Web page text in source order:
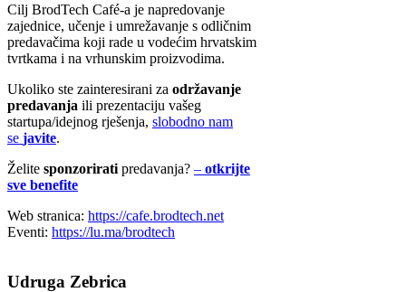
​​​​Cilj BrodTech Café-a je napredovanje
zajednice, učenje i umrežavanje s odličnim
predavačima koji rade u vodećim hrvatskim
tvrtkama i na vrhunskim proizvodima.
Ukoliko ste zainteresirani za održavanje
predavanja ili prezentaciju vašeg
startupa/idejnog rješenja, slobodno nam
se javite.
Želite sponzorirati predavanja? – otkrijte
sve benefite
Web stranica: https://cafe.brodtech.net
Eventi: https://lu.ma/brodtech
Udruga Zebrica